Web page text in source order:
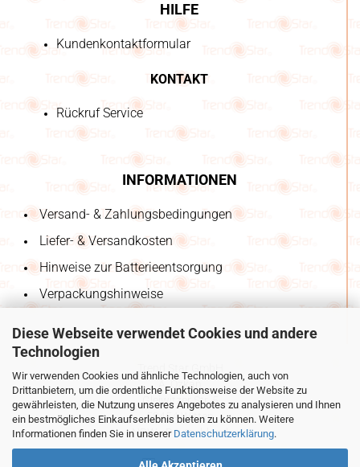
Diese Webseite verwendet Cookies und andere
Technologien
Wir verwenden Cookies und ähnliche Technologien, auch von
Drittanbietern, um die ordentliche Funktionsweise der Website zu
gewährleisten, die Nutzung unseres Angebotes zu analysieren und Ihnen
ein bestmögliches Einkaufserlebnis bieten zu können. Weitere
Informationen finden Sie in unserer Datenschutzerklärung.
HILFE
Kundenkontaktformular
KONTAKT
Rückruf Service
INFORMATIONEN
Versand- & Zahlungsbedingungen
Liefer- & Versandkosten
Hinweise zur Batterieentsorgung
Verpackungshinweise
A. Özkan
Gleiwitzer Str. 5
58454 Witten
NRW - Deutschland